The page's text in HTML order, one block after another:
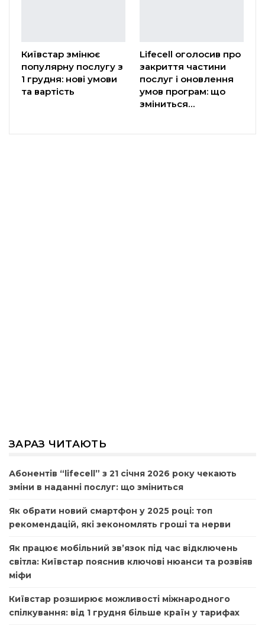
Київстар змінює
популярну послугу з
1 грудня: нові умови
та вартість
Lifecell оголосив про
закриття частини
послуг і оновлення
умов програм: що
зміниться…
ЗАРАЗ ЧИТАЮТЬ
Абонентів “lifecell” з 21 січня 2026 року чекають
зміни в наданні послуг: що зміниться
Як обрати новий смартфон у 2025 році: топ
рекомендацій, які зекономлять гроші та нерви
Як працює мобільний зв’язок під час відключень
світла: Київстар пояснив ключові нюанси та розвіяв
міфи
Київстар розширює можливості міжнародного
спілкування: від 1 грудня більше країн у тарифах